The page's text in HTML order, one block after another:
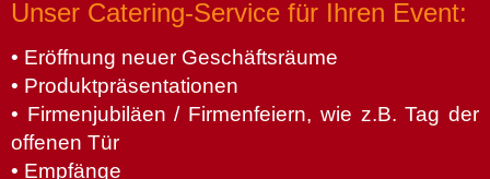
Unser Catering-Service für Ihren Event:
• Eröffnung neuer Geschäftsräume
• Produktpräsentationen
• Firmenjubiläen / Firmenfeiern, wie z.B. Tag der
offenen Tür
• Empfänge